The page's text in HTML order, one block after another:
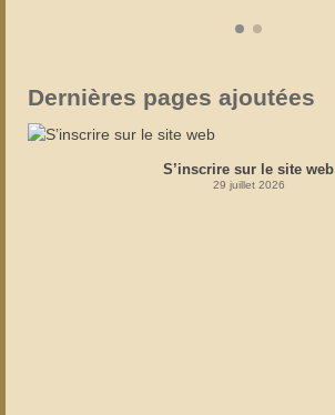
Dernières pages ajoutées
S’inscrire sur le site web
29 juillet 2026